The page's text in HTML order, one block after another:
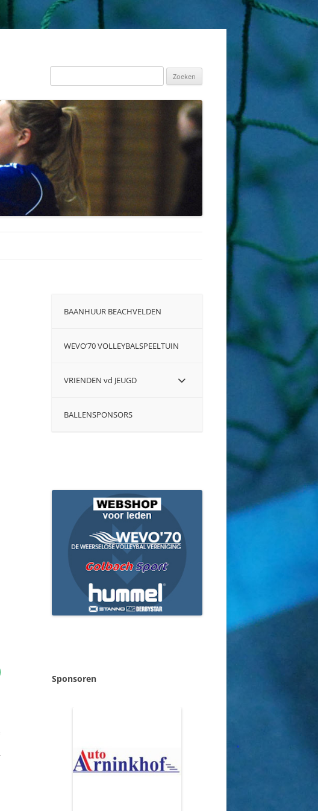
Zoeken
BAANHUUR BEACHVELDEN
WEVO’70 VOLLEYBALSPEELTUIN
VRIENDEN vd JEUGD
BALLENSPONSORS
Sponsoren